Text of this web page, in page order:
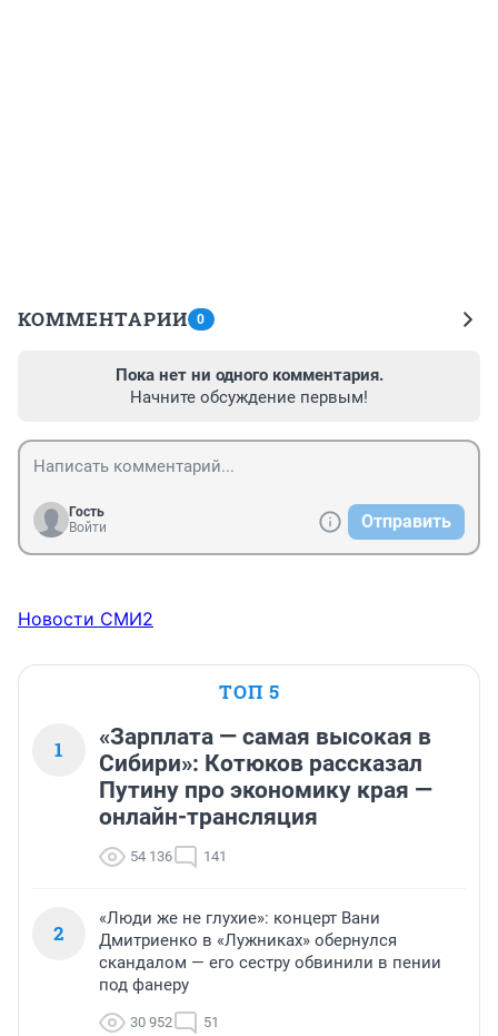
КОММЕНТАРИИ 0
Пока нет ни одного комментария.
Начните обсуждение первым!
Гость
Войти
Отправить
Новости СМИ2
ТОП 5
1
«Зарплата — самая высокая в
Сибири»: Котюков рассказал
Путину про экономику края —
онлайн-трансляция
54 136 141
2
«Люди же не глухие»: концерт Вани
Дмитриенко в «Лужниках» обернулся
скандалом — его сестру обвинили в пении
под фанеру
30 952 51